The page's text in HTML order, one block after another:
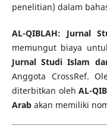
penelitian) dalam
AL-QIBLAH: Jurnal
memungut biaya
Jurnal Studi Islam
Anggota CrossRef.
diterbitkan olehAL-
Arabakan memiliki